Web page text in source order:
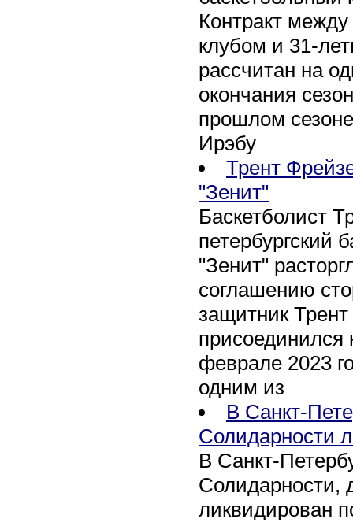
Контракт между
клубом и 31-
рассчитан на
окончания
прошлом
Ирэбу
Трент
"Зенит"
Баскетболист
петербургский
"Зенит"
соглашению
защитник
присоединился
феврале 2023
одним из
В Санкт-
Солидарности
В Санкт-
Солидарности,
ликвидирован